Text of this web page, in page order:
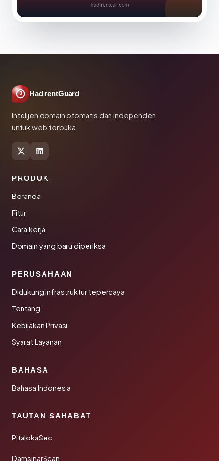
HadirentGuard
Intelijen domain otomatis dan independen
untuk web terbuka.
PRODUK
Beranda
Fitur
Cara kerja
Domain yang baru diperiksa
PERUSAHAAN
Didukung infrastruktur tepercaya
Tentang
Kebijakan Privasi
Syarat Layanan
BAHASA
Bahasa Indonesia
TAUTAN SAHABAT
PitalokaSec
DamsinarScan